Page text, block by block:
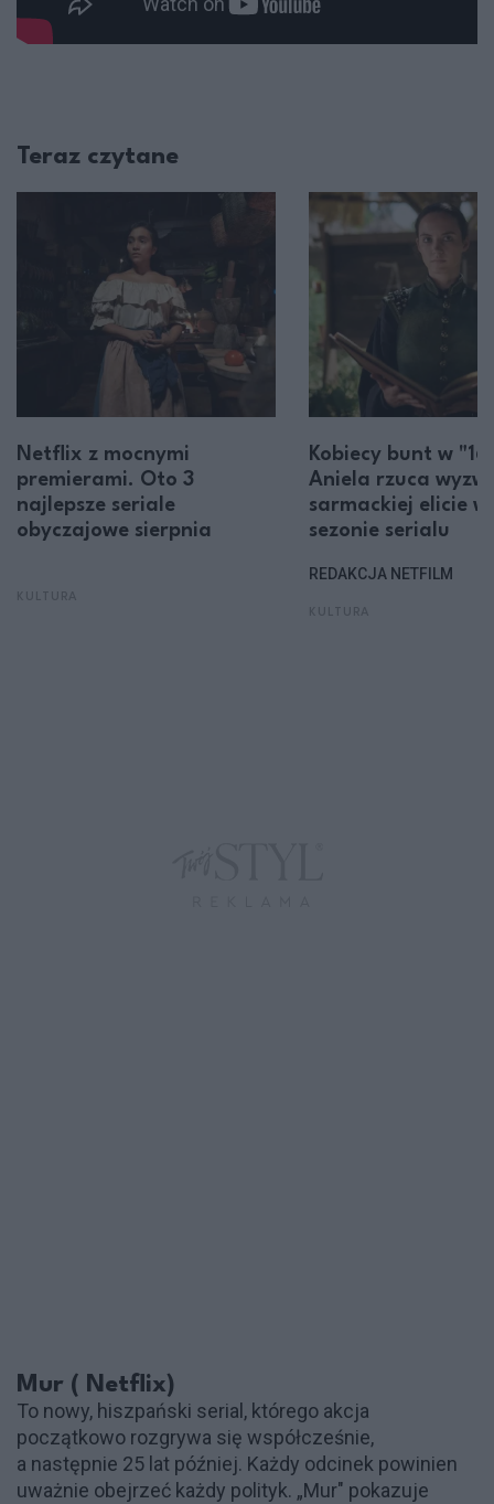
Teraz czytane
Netflix z mocnymi
premierami. Oto 3
najlepsze seriale
obyczajowe sierpnia
Kobiecy bunt w
Aniela rzuca
sarmackiej elicie w
sezonie serialu
REDAKCJA NETFILM
Mur ( Netflix)
To nowy, hiszpański serial, którego akcja
początkowo rozgrywa się współcześnie,
a następnie 25 lat później. Każdy odcinek powinien
uważnie obejrzeć każdy polityk. „Mur" pokazuje